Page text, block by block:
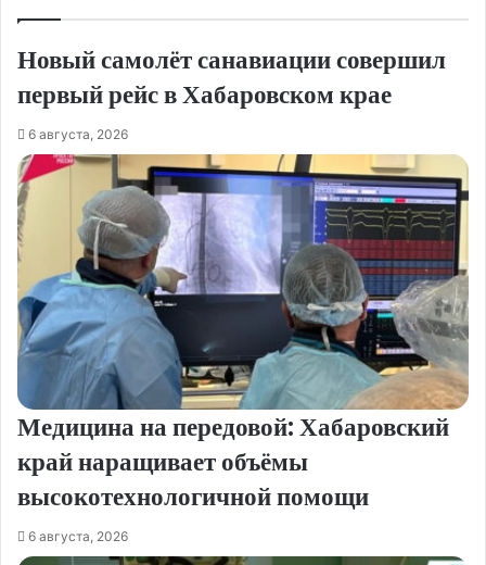
Новый самолёт санавиации совершил
первый рейс в Хабаровском крае
6 августа, 2026
Медицина на передовой: Хабаровский
край наращивает объёмы
высокотехнологичной помощи
6 августа, 2026